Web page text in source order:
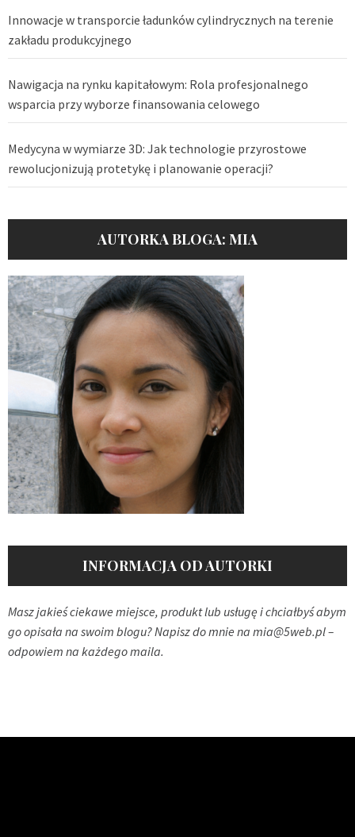
Innowacje w transporcie ładunków cylindrycznych na terenie
zakładu produkcyjnego
Nawigacja na rynku kapitałowym: Rola profesjonalnego
wsparcia przy wyborze finansowania celowego
Medycyna w wymiarze 3D: Jak technologie przyrostowe
rewolucjonizują protetykę i planowanie operacji?
AUTORKA BLOGA: MIA
INFORMACJA OD AUTORKI
Masz jakieś ciekawe miejsce, produkt lub usługę i chciałbyś abym
go opisała na swoim blogu? Napisz do mnie na mia@5web.pl–
odpowiem na każdego maila.